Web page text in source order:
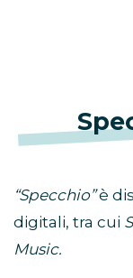
“Specchio”è
digitali, tra cui
Music.